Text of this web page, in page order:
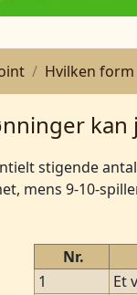
Hvilken
stigende
mens 9-10-
Nr.
1
Et